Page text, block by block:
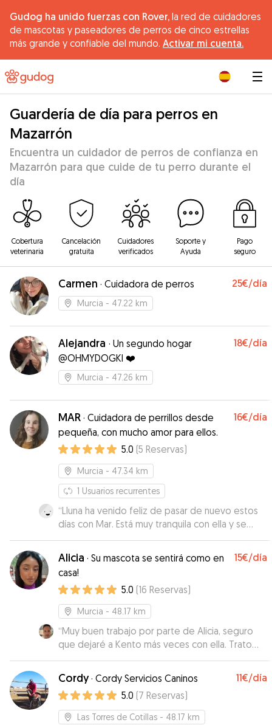
Gudog ha unido fuerzas con Rover, la red de cuidadores
de mascotas y paseadores de perros de cinco estrellas
más grande y confiable del mundo. Activar mi cuenta.
Guardería de día para perros en
Mazarrón
Encuentra un cuidador de perros de confianza en
Mazarrón para que cuide de tu perro durante el
día
Cobertura
veterinaria
Cancelación
gratuita
Cuidadores
verificados
Soporte y
Ayuda
Pago
seguro
Carmen · Cuidadora de perros 25€/día
Murcia - 47.22 km
Alejandra · Un segundo hogar
@OHMYDOGKI ❤️
18€/día
Murcia - 47.26 km
MAR · Cuidadora de perrillos desde
pequeña, con mucho amor para ellos.
16€/día
5.0 (5 Reservas)
Murcia - 47.34 km
1 Usuarios recurrentes
“Lluna ha venido feliz de pasar de nuevo estos
días con Mar. Está muy tranquila con ella y se
nota que le gusta su compañía . La verdad es
que yo me quedo súper tranquila cuando se
queda con ella . Me informa y envía fotos todos
los días y está disponible y con buena
disposición para cualquier consulta o necesidad
que surja . Gracias Mar!!!
Alicia · Su mascota se sentirá como en
casa!
15€/día
5.0 (16 Reservas)
Murcia - 48.17 km
“Muy buen trabajo por parte de Alicia, seguro
que dejaré a Kento más veces con ella. Trato
personalizado y con información muy fluida.
Gracias Alicia!
Cordy· Cordy Servicios Caninos 11€/día
5.0 (7 Reservas)
Las Torres de Cotillas - 48.17 km